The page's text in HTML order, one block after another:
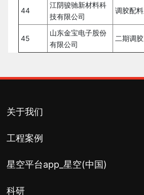
44
江阴骏驰新材料科
技有限公司
调胶配
45
山东金宝电子股份
有限公司
二期调
关于我们
工程案例
星空平台app_星空(中国)
科研